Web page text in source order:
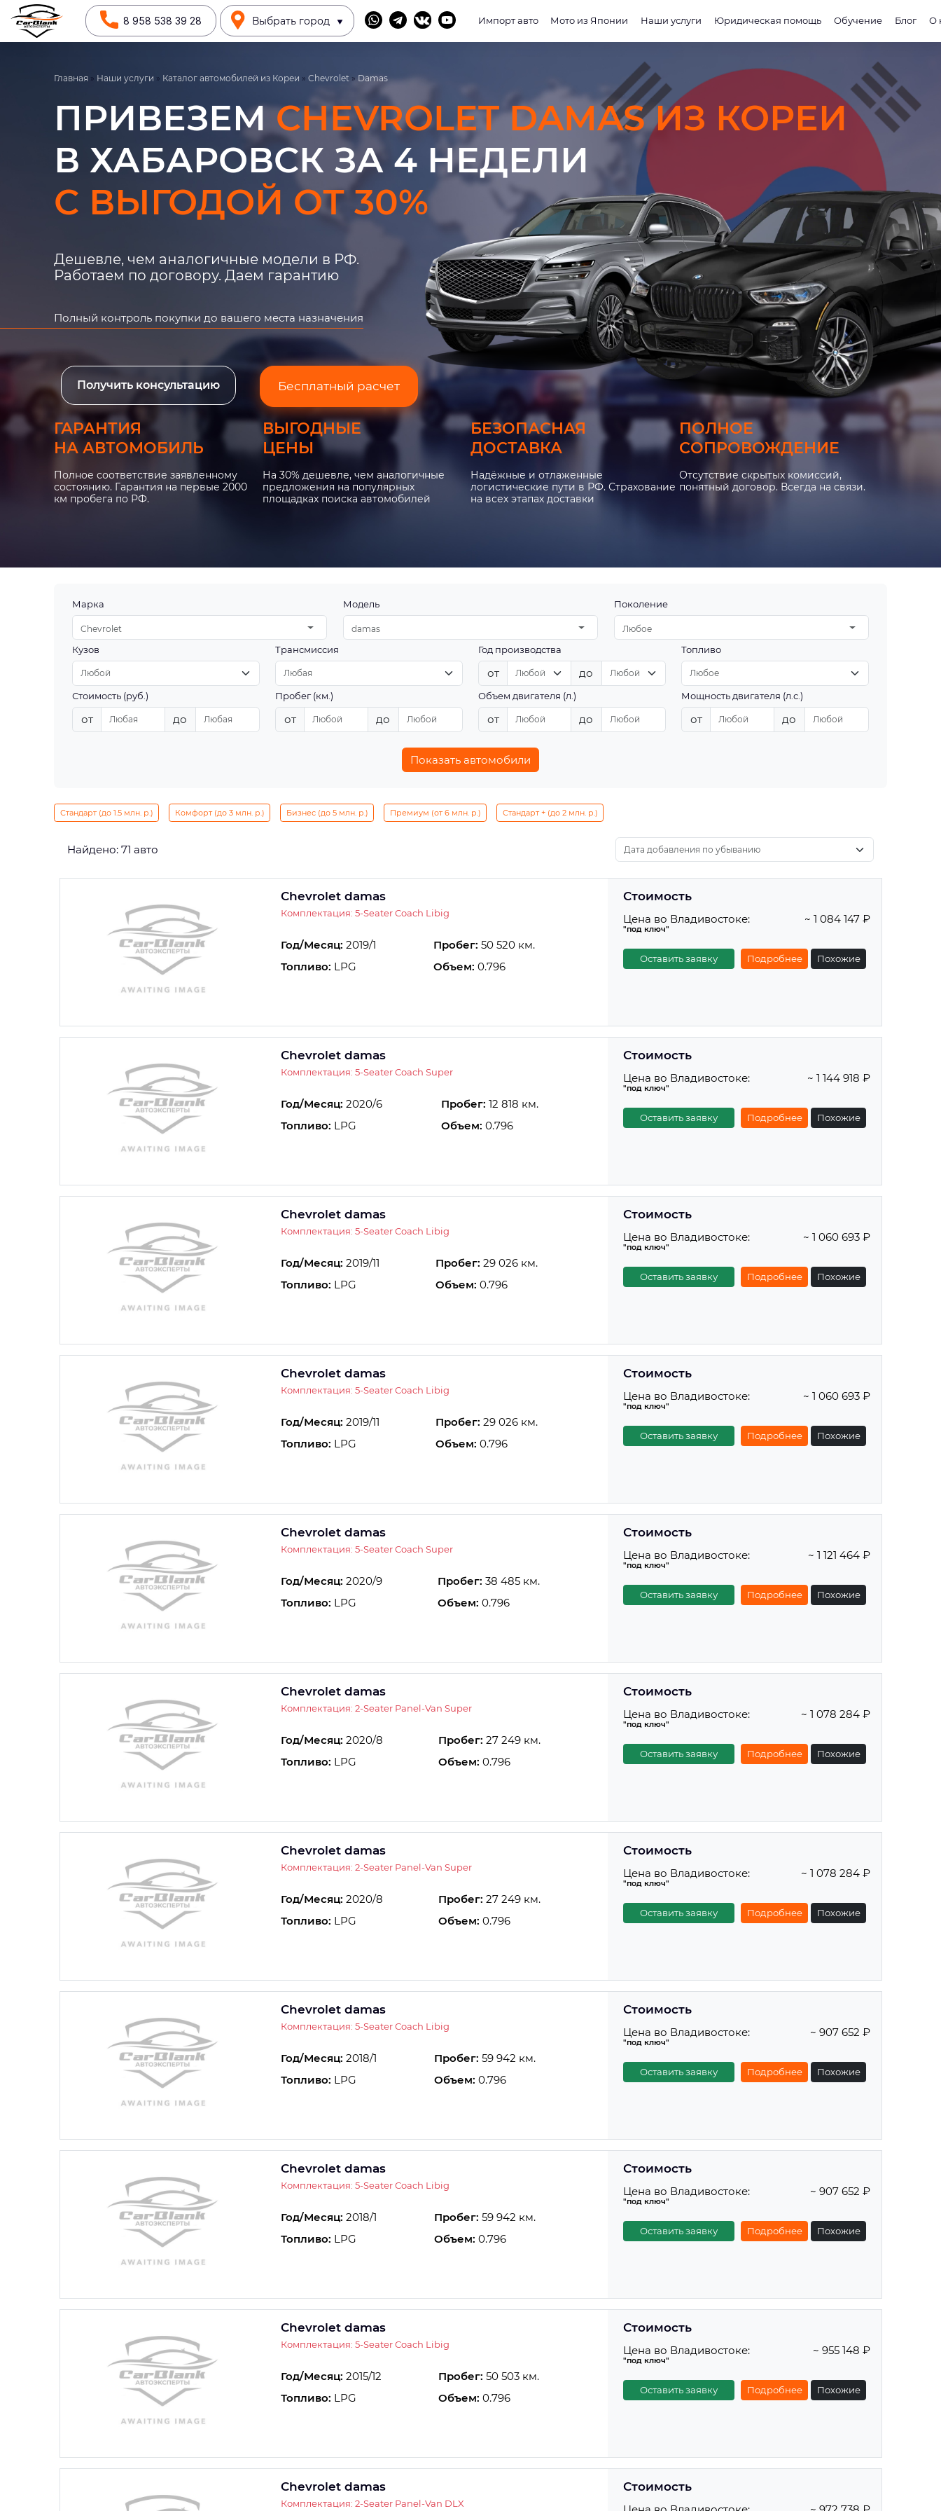
8 958 538 39 28 Выбрать город Импорт авто Мото из Японии Наши услуги Юридическая помощь Обучение Блог О
Главная » Наши услуги » Каталог автомобилей из Кореи » Chevrolet » Damas
ПРИВЕЗЕМCHEVROLET DAMAS ИЗ КОРЕИ
В ХАБАРОВСК ЗА 4 НЕДЕЛИ
С ВЫГОДОЙ ОТ 30%
Дешевле, чем аналогичные модели в РФ.
Работаем по договору. Даем гарантию
Полный контроль покупки до вашего места назначения
Получить консультацию Бесплатный расчет
ГАРАНТИЯ
НА АВТОМОБИЛЬ
Полное соответствие заявленному
состоянию. Гарантия на первые 2000
км пробега по РФ.
ВЫГОДНЫЕ
ЦЕНЫ
На 30% дешевле, чем аналогичные
предложения на популярных
площадках поиска автомобилей
БЕЗОПАСНАЯ
ДОСТАВКА
Надёжные и отлаженные
логистические пути в РФ. Страхование
на всех этапах доставки
ПОЛНОЕ
СОПРОВОЖДЕНИЕ
Отсутствие скрытых комиссий,
понятный договор. Всегда на связи.
Марка
Chevrolet
Модель
damas
Поколение
Любое
Кузов Трансмиссия Год производства
от до
Топливо
Стоимость (руб.)
от до
Пробег (км.)
от до
Объем двигателя (л.)
от до
Мощность двигателя (л.с.)
от до
Показать автомобили
Стандарт (до 1.5 млн. р.) Комфорт (до 3 млн. р.) Бизнес (до 5 млн. р.) Премиум (от 6 млн. р.) Стандарт + (до 2 млн. р.)
Найдено: 71 авто
Chevrolet damas
Комплектация: 5-Seater Coach Libig
Год/Месяц: 2019/1 Пробег: 50 520 км.
Топливо: LPG Объем: 0.796
Стоимость
Цена во Владивостоке:
"под ключ"
~ 1 084 147 ₽
Оставить заявку Подробнее Похожие
Chevrolet damas
Комплектация: 5-Seater Coach Super
Год/Месяц: 2020/6 Пробег: 12 818 км.
Топливо: LPG Объем: 0.796
Стоимость
Цена во Владивостоке:
"под ключ"
~ 1 144 918 ₽
Оставить заявку Подробнее Похожие
Chevrolet damas
Комплектация: 5-Seater Coach Libig
Год/Месяц: 2019/11 Пробег: 29 026 км.
Топливо: LPG Объем: 0.796
Стоимость
Цена во Владивостоке:
"под ключ"
~ 1 060 693 ₽
Оставить заявку Подробнее Похожие
Chevrolet damas
Комплектация: 5-Seater Coach Libig
Год/Месяц: 2019/11 Пробег: 29 026 км.
Топливо: LPG Объем: 0.796
Стоимость
Цена во Владивостоке:
"под ключ"
~ 1 060 693 ₽
Оставить заявку Подробнее Похожие
Chevrolet damas
Комплектация: 5-Seater Coach Super
Год/Месяц: 2020/9 Пробег: 38 485 км.
Топливо: LPG Объем: 0.796
Стоимость
Цена во Владивостоке:
"под ключ"
~ 1 121 464 ₽
Оставить заявку Подробнее Похожие
Chevrolet damas
Комплектация: 2-Seater Panel-Van Super
Год/Месяц: 2020/8 Пробег: 27 249 км.
Топливо: LPG Объем: 0.796
Стоимость
Цена во Владивостоке:
"под ключ"
~ 1 078 284 ₽
Оставить заявку Подробнее Похожие
Chevrolet damas
Комплектация: 2-Seater Panel-Van Super
Год/Месяц: 2020/8 Пробег: 27 249 км.
Топливо: LPG Объем: 0.796
Стоимость
Цена во Владивостоке:
"под ключ"
~ 1 078 284 ₽
Оставить заявку Подробнее Похожие
Chevrolet damas
Комплектация: 5-Seater Coach Libig
Год/Месяц: 2018/1 Пробег: 59 942 км.
Топливо: LPG Объем: 0.796
Стоимость
Цена во Владивостоке:
"под ключ"
~ 907 652 ₽
Оставить заявку Подробнее Похожие
Chevrolet damas
Комплектация: 5-Seater Coach Libig
Год/Месяц: 2018/1 Пробег: 59 942 км.
Топливо: LPG Объем: 0.796
Стоимость
Цена во Владивостоке:
"под ключ"
~ 907 652 ₽
Оставить заявку Подробнее Похожие
Chevrolet damas
Комплектация: 5-Seater Coach Libig
Год/Месяц: 2015/12 Пробег: 50 503 км.
Топливо: LPG Объем: 0.796
Стоимость
Цена во Владивостоке:
"под ключ"
~ 955 148 ₽
Оставить заявку Подробнее Похожие
Chevrolet damas
Комплектация: 2-Seater Panel-Van DLX
Стоимость